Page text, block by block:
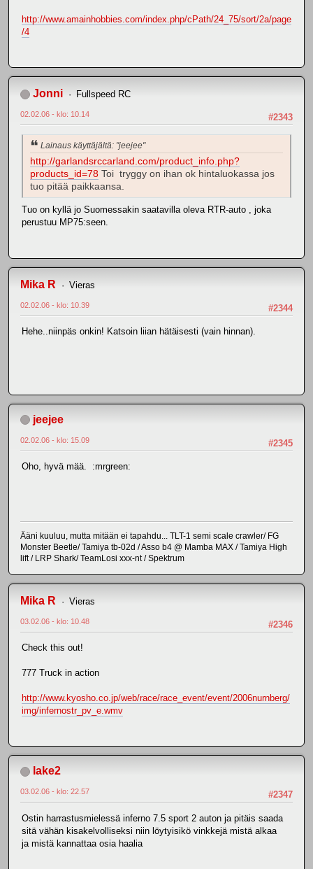
http://www.amainhobbies.com/index.php/cPath/24_75/sort/2a/page
/4
Jonni Fullspeed RC
#2343
02.02.06 - klo: 10.14
Lainaus käyttäjältä: "jeejee"
http://garlandsrccarland.com/product_info.php?
products_id=78 Toi tryggy on ihan ok hintaluokassa jos
tuo pitää paikkaansa.
Tuo on kyllä jo Suomessakin saatavilla oleva RTR-auto , joka
perustuu MP75:seen.
Mika R Vieras
#2344
02.02.06 - klo: 10.39
Hehe..niinpäs onkin! Katsoin liian hätäisesti (vain hinnan).
jeejee
#2345
02.02.06 - klo: 15.09
Oho, hyvä mää. :mrgreen:
Ääni kuuluu, mutta mitään ei tapahdu... TLT-1 semi scale crawler/ FG
Monster Beetle/ Tamiya tb-02d / Asso b4 @ Mamba MAX / Tamiya High
lift / LRP Shark/ TeamLosi xxx-nt / Spektrum
Mika R Vieras
#2346
03.02.06 - klo: 10.48
Check this out!
777 Truck in action
http://www.kyosho.co.jp/web/race/race_event/event/2006nurnberg/
img/infernostr_pv_e.wmv
lake2
#2347
03.02.06 - klo: 22.57
Ostin harrastusmielessä inferno 7.5 sport 2 auton ja pitäis saada
sitä vähän kisakelvolliseksi niin löytyisikö vinkkejä mistä alkaa
ja mistä kannattaa osia haalia